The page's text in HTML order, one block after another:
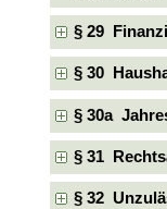
§ 29
§ 30
§ 30a
§ 31
§ 32